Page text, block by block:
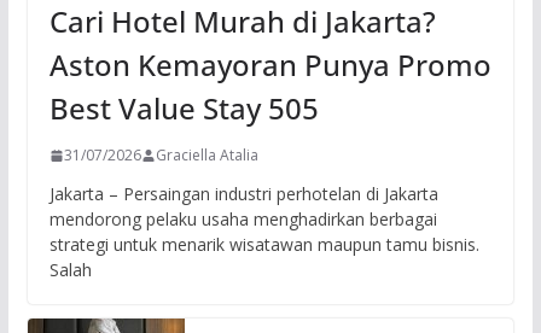
Cari Hotel Murah di Jakarta?
Aston Kemayoran Punya Promo
Best Value Stay 505
31/07/2026 Graciella Atalia
Jakarta – Persaingan industri perhotelan di Jakarta
mendorong pelaku usaha menghadirkan berbagai
strategi untuk menarik wisatawan maupun tamu bisnis.
Salah